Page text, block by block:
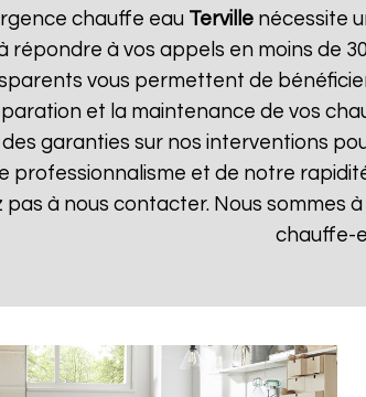
chauffe eau Tervillenécessite
répondre à vos appels en moins de
vous permettent de
et la maintenance de vos
garanties sur nos interventions
professionnalisme et de notre
pas à nous contacter. Nous sommes
chauffe-